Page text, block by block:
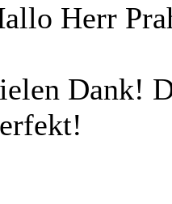
Herr
Dank!